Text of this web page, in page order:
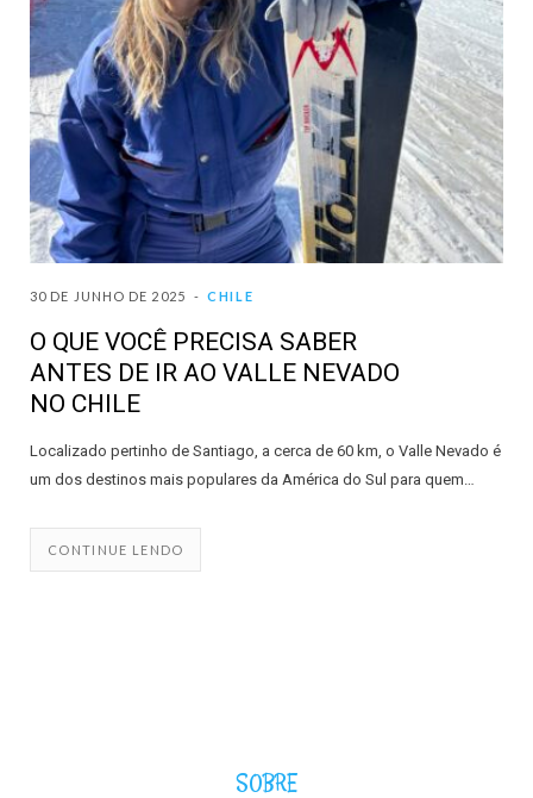
CHILE
30 DE JUNHO DE 2025
O QUE VOCÊ PRECISA SABER
ANTES DE IR AO VALLE NEVADO
NO CHILE
Localizado pertinho de Santiago, a cerca de 60 km, o Valle Nevado é
um dos destinos mais populares da América do Sul para quem…
CONTINUE LENDO
SOBRE